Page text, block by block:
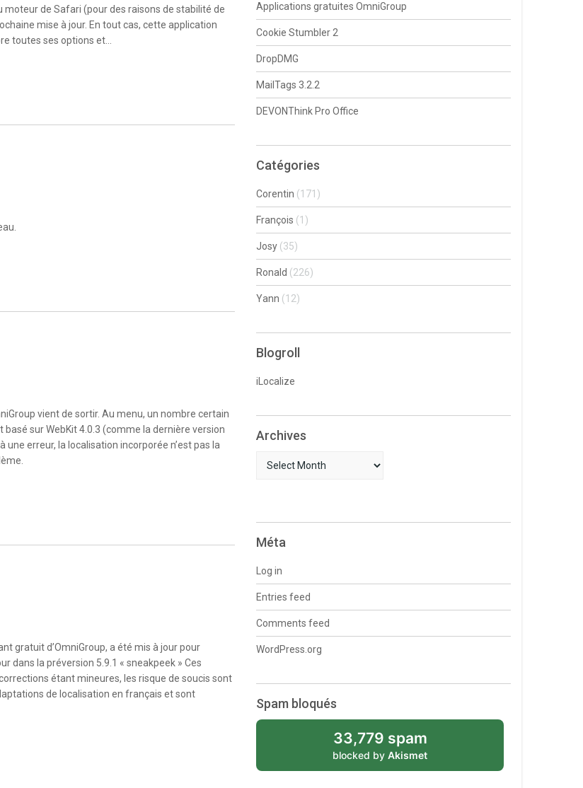
moteur de Safari (pour des raisons de stabilité de
mise à jour. En tout cas, cette application
toutes ses options et…
vient de sortir. Au menu, un nombre certain
sur WebKit 4.0.3 (comme la dernière version
erreur, la localisation incorporée n’est pas la
gratuit d’OmniGroup, a été mis à jour pour
dans la préversion 5.9.1 « sneakpeek » Ces
étant mineures, les risque de soucis sont
de localisation en français et sont
Applications gratuites OmniGroup
Cookie Stumbler 2
DropDMG
MailTags 3.2.2
DEVONThink Pro Office
Catégories
Corentin (171)
François (1)
Josy (35)
Ronald (226)
Yann (12)
Blogroll
iLocalize
Archives
Méta
Log in
Entries feed
Comments feed
WordPress.org
Spam bloqués
33,779 spam
blocked by Akismet